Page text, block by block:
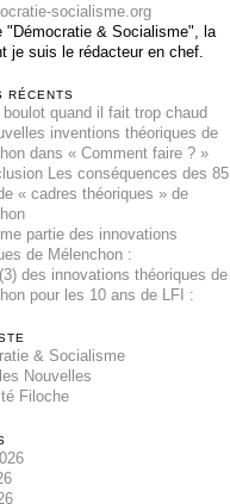
socialisme.org
"Démocratie & Socialisme", la
je suis le rédacteur en chef.
RÉCENTS
boulot quand il fait trop chaud
inventions théoriques de
dans « Comment faire ? »
Les conséquences des 85
« cadres théoriques » de
partie des innovations
de Mélenchon :
des innovations théoriques de
pour les 10 ans de LFI :
& Socialisme
Nouvelles
Filoche